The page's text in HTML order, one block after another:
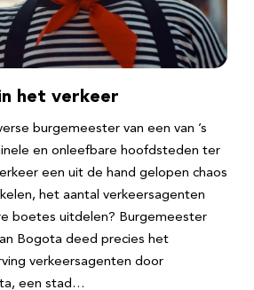
het verkeer
burgemeester van een van ’s
en onleefbare hoofdsteden ter
een uit de hand gelopen chaos
het aantal verkeersagenten
boetes uitdelen? Burgemeester
Bogota deed precies het
verkeersagenten door
een stad…